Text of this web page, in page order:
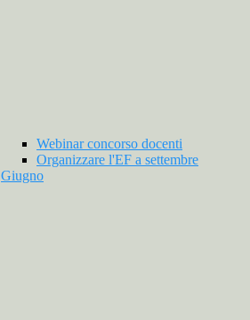
Webinar concorso docenti
Organizzare l'EF a settembre
Giugno